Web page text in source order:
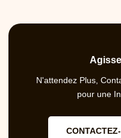
N'attendez Plus,
pour une